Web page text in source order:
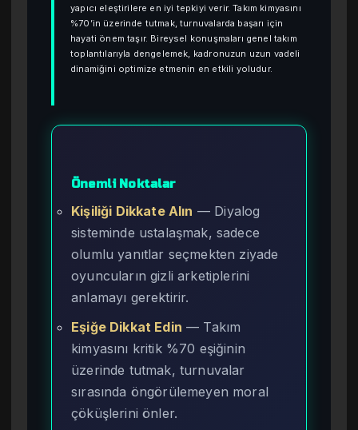
yapıcı eleştirilere en iyi tepkiyi verir. Takım kimyasını
%70’in üzerinde tutmak, turnuvalarda başarı için
hayati önem taşır. Bireysel konuşmaları genel takım
toplantılarıyla dengelemek, kadronuzun uzun vadeli
dinamiğini optimize etmenin en etkili yoludur.
Önemli Noktalar
Kişiliği Dikkate Alın — Diyalog
sisteminde ustalaşmak, sadece
olumlu yanıtlar seçmekten ziyade
oyuncuların gizli arketiplerini
anlamayı gerektirir.
Eşiğe Dikkat Edin — Takım
kimyasını kritik %70 eşiğinin
üzerinde tutmak, turnuvalar
sırasında öngörülemeyen moral
çöküşlerini önler.